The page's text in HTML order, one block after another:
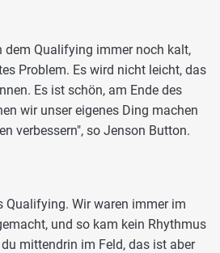
dem Qualifying immer noch kalt,
Problem. Es wird nicht leicht, das
Es ist schön, am Ende des
wir unser eigenes Ding machen
verbessern", so Jenson Button.
Qualifying. Wir waren immer im
und so kam kein Rhythmus
mittendrin im Feld, das ist aber